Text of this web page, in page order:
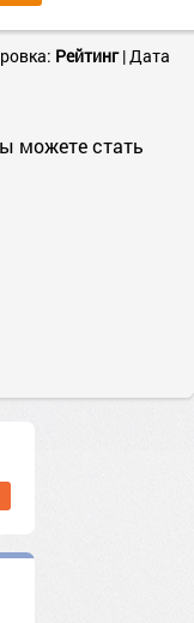
Рейтинг|Дата
можете стать